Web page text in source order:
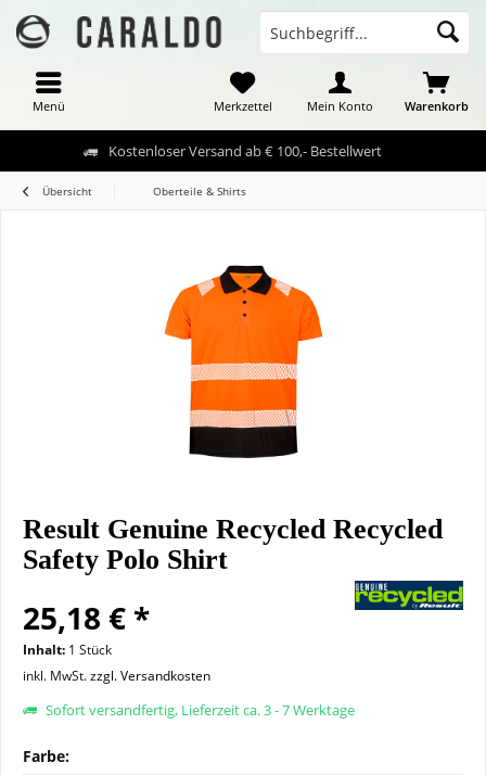
Kostenloser Versand ab € 100,- Bestellwert
Menü Warenkorb
Merkzettel Mein Konto
Übersicht Oberteile & Shirts
Result Genuine Recycled Recycled
Safety Polo Shirt
25,18 € *
Inhalt: 1 Stück
inkl. MwSt.zzgl. Versandkosten
Sofort versandfertig, Lieferzeit ca. 3 - 7 Werktage
Farbe: